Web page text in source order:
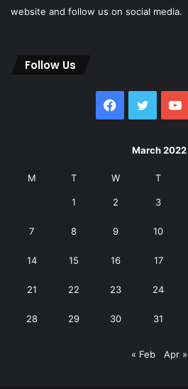
website and follow us on social media.
Follow Us
Facebook
Twitter
March 2022
M T W T
1 2 3
7 8 9 10
14 15 16 17
21 22 23 24
28 29 30 31
« Feb Apr »